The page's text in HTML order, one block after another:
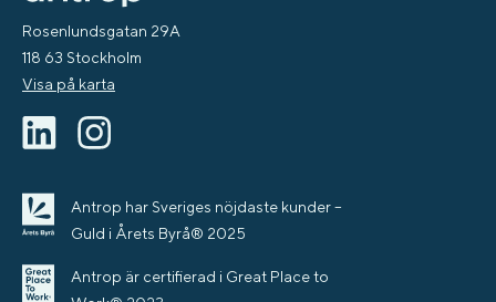
Rosenlundsgatan 29A
118 63 Stockholm
Visa på karta
Antrop har Sveriges nöjdaste kunder –
Guld i Årets Byrå® 2025
Antrop är certifierad i Great Place to